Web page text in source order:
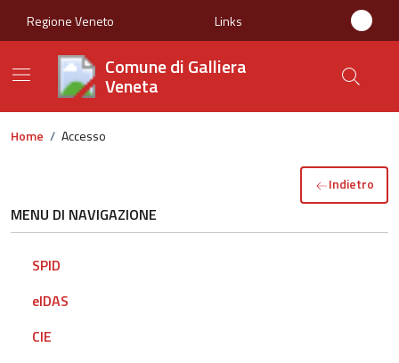
Regione Veneto Links
Comune di Galliera
Veneta
Home / Accesso
Indietro
MENU DI NAVIGAZIONE
SPID
eIDAS
CIE